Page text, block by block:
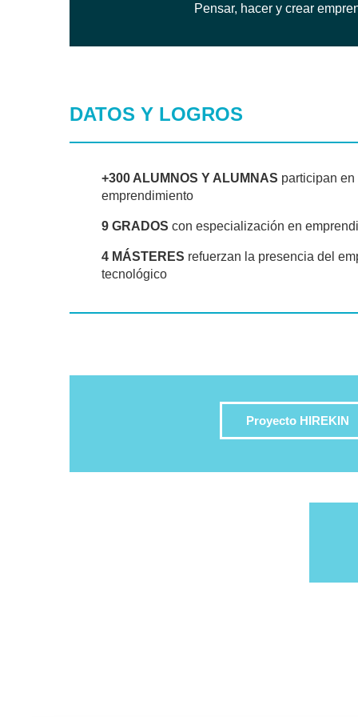
Pensar, hacer y crear
DATOS Y LOGROS
+300 ALUMNOS Y ALUMNAS participan
emprendimiento
9 GRADOS con especialización en
4 MÁSTERES refuerzan la presencia del
tecnológico
Proyecto HIREKIN